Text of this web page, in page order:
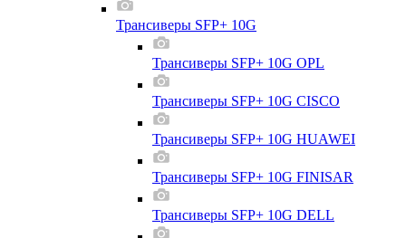
Трансиверы SFP+ 10G
Трансиверы SFP+ 10G OPL
Трансиверы SFP+ 10G CISCO
Трансиверы SFP+ 10G HUAWEI
Трансиверы SFP+ 10G FINISAR
Трансиверы SFP+ 10G DELL